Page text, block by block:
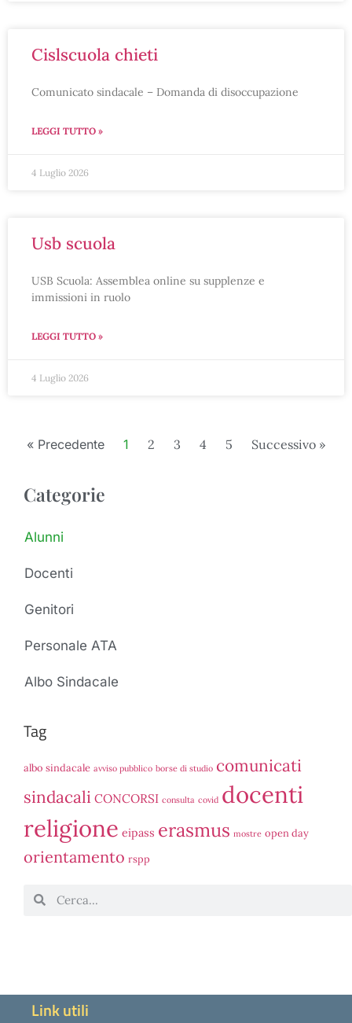
cislscuola chieti
Comunicato sindacale – Domanda di disoccupazione
LEGGI TUTTO »
4 Luglio 2026
usb scuola
USB Scuola: Assemblea online su supplenze e
immissioni in ruolo
LEGGI TUTTO »
4 Luglio 2026
« Precedente 1 2 3 4 5 Successivo »
Categorie
Alunni
Docenti
Genitori
Personale ATA
Albo Sindacale
Tag
albo sindacale avviso pubblico borse di studio comunicati
sindacali CONCORSI consulta covid docenti
religione eipass erasmus mostre open day
orientamento rspp
Link utili